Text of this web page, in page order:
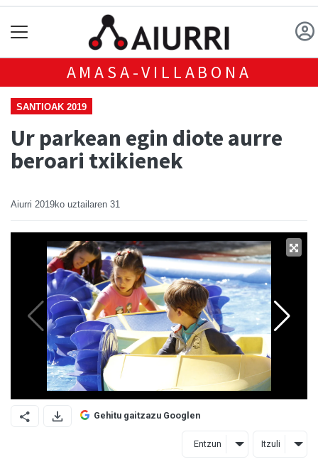
AMASA-VILLABONA
SANTIOAK 2019
Ur parkean egin diote aurre
beroari txikienek
Aiurri 2019ko uztailaren 31
Gehitu gaitzazu Googlen
Entzun Itzuli